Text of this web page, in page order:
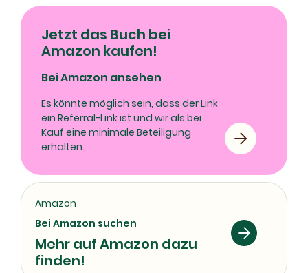
Jetzt das Buch bei
Amazon kaufen!
Bei Amazon ansehen
Es könnte möglich sein, dass der Link
ein Referral-Link ist und wir als bei
Kauf eine minimale Beteiligung
erhalten.
Amazon
Bei Amazon suchen
Mehr auf Amazon dazu
finden!